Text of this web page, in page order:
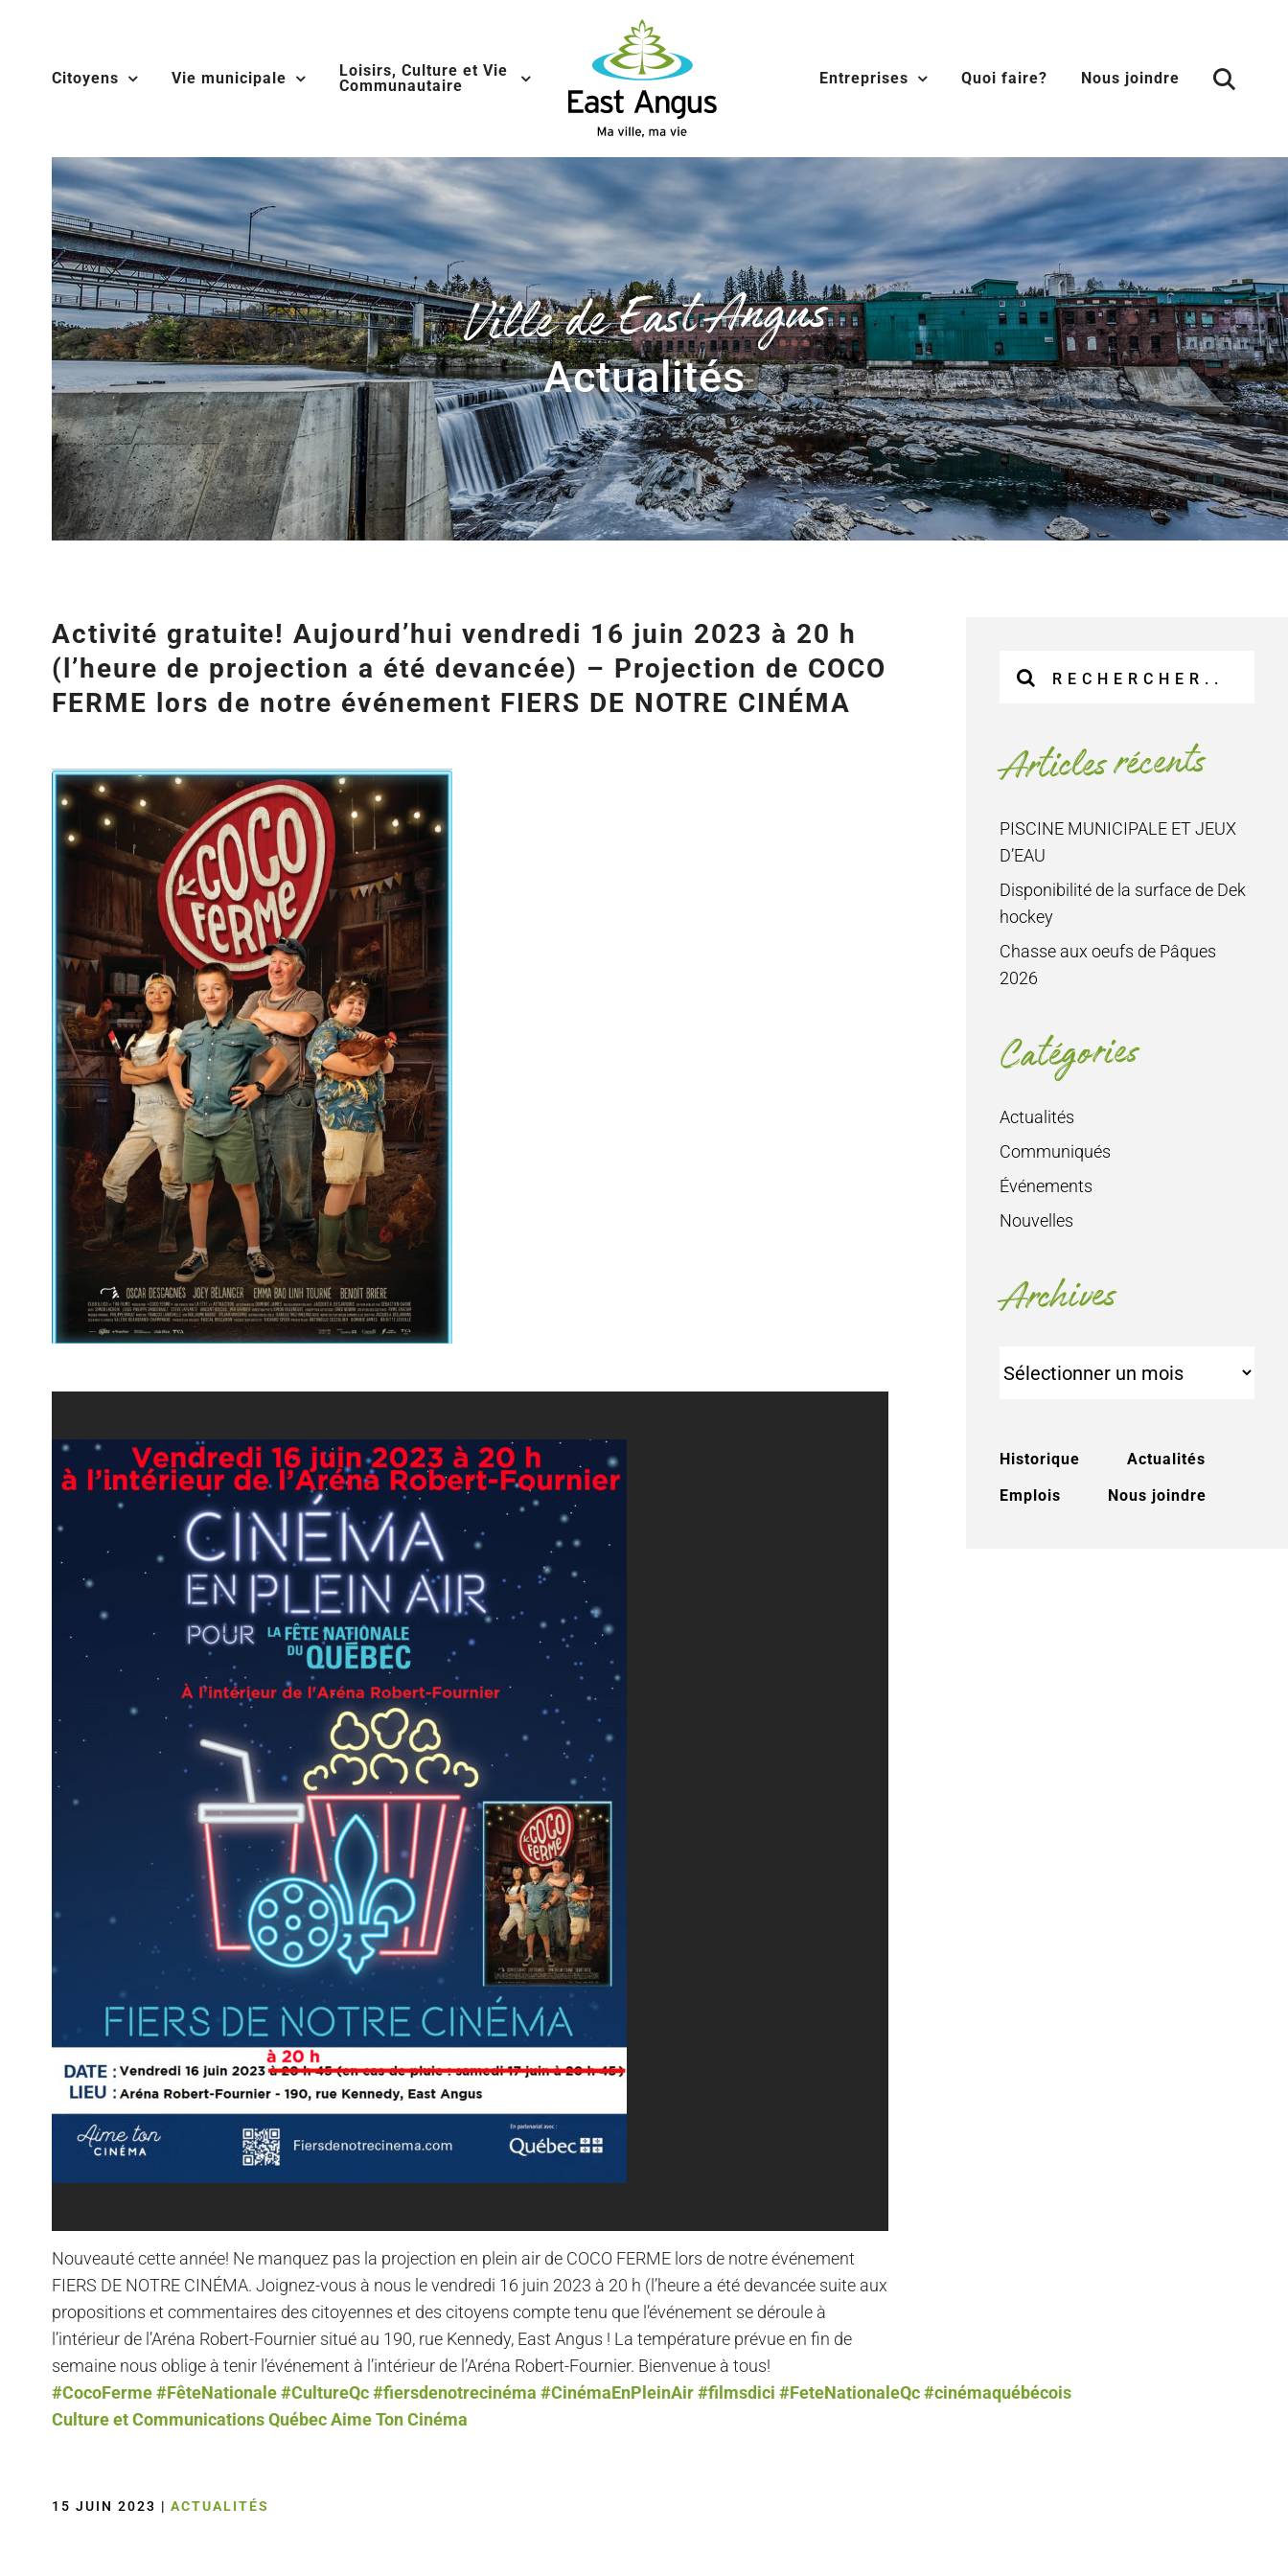
contentCitoyens Vie municipale
Loisirs, Culture et Vie
Communautaire
Entreprises Quoi faire? Nous joindre
Ville de East Angus
Actualités
Activité gratuite! Aujourd’hui vendredi 16 juin 2023 à 20 h
(l’heure de projection a été devancée) – Projection de COCO
FERME lors de notre événement FIERS DE NOTRE CINÉMA
Agrandir
l&apos;image
Nouveauté cette année! Ne manquez pas la projection en plein air de COCO FERME lors de notre événement
FIERS DE NOTRE CINÉMA. Joignez-vous à nous le vendredi 16 juin 2023 à 20 h (l’heure a été devancée suite aux
propositions et commentaires des citoyennes et des citoyens compte tenu que l’événement se déroule à
l’intérieur de l’Aréna Robert-Fournier situé au 190, rue Kennedy, East Angus ! La température prévue en fin de
semaine nous oblige à tenir l’événement à l’intérieur de l’Aréna Robert-Fournier. Bienvenue à tous!
#CocoFerme #FêteNationale #CultureQc #fiersdenotrecinéma #CinémaEnPleinAir #filmsdici #FeteNationaleQc #cinémaquébécois
Culture et Communications Québec Aime Ton Cinéma
15 JUIN 2023 | ACTUALITÉS
sur
:Articles récents
PISCINE MUNICIPALE ET JEUX
D’EAU
Disponibilité de la surface de Dek
hockey
Chasse aux oeufs de Pâques
2026
Catégories
Actualités
Communiqués
Événements
Nouvelles
Archives
Historique
Actualités
Emplois
Nous joindre